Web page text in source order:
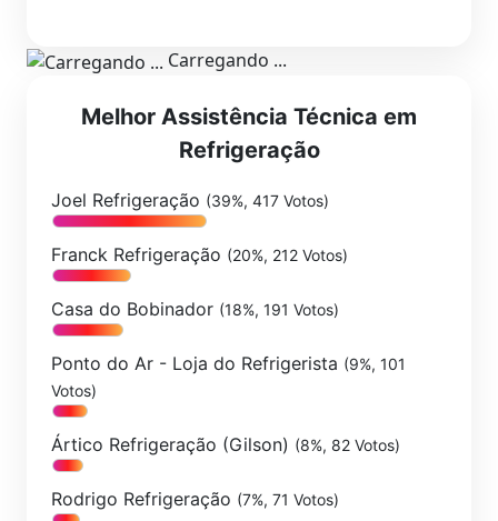
Carregando ...
Melhor Assistência Técnica em
Refrigeração
Joel Refrigeração (39%, 417 Votos)
Franck Refrigeração (20%, 212 Votos)
Casa do Bobinador (18%, 191 Votos)
Ponto do Ar - Loja do Refrigerista (9%, 101
Votos)
Ártico Refrigeração (Gilson) (8%, 82 Votos)
Rodrigo Refrigeração (7%, 71 Votos)